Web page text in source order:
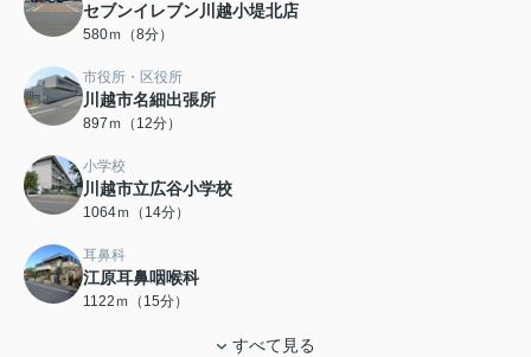
セブンイレブン川越小堤北店
580ｍ（8分）
市役所・区役所
川越市名細出張所
897ｍ（12分）
小学校
川越市立広谷小学校
1064ｍ（14分）
耳鼻科
江原耳鼻咽喉科
1122ｍ（15分）
すべて見る